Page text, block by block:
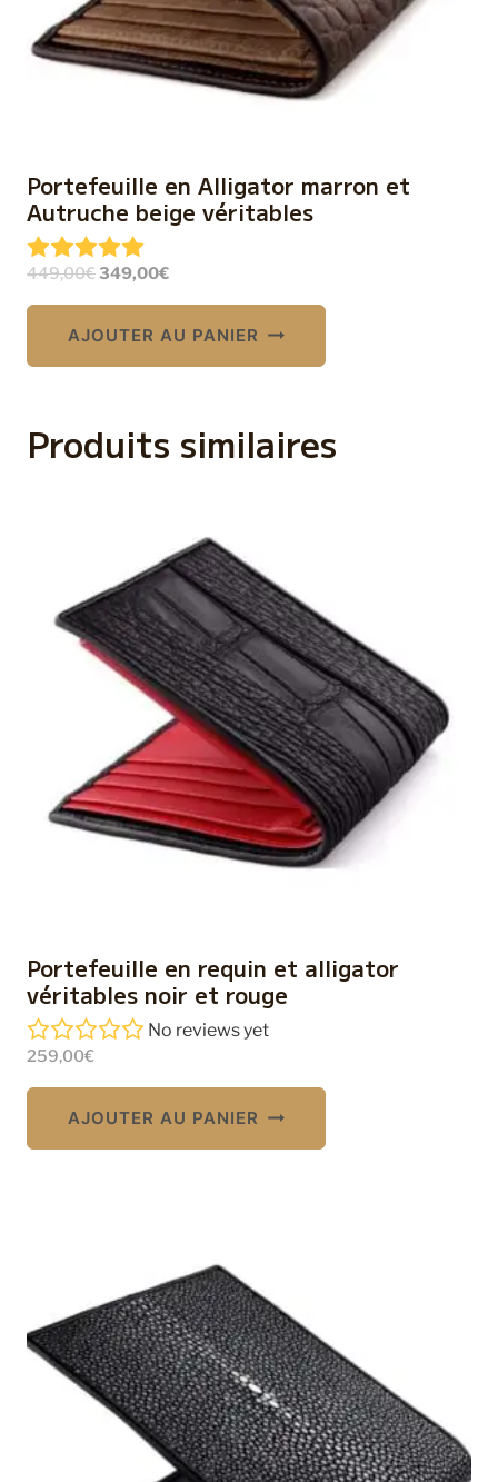
Portefeuille en Alligator marron et
Autruche beige véritables
449,00€Le
349,00€Le
AJOUTER AU PANIER
Produits similaires
Portefeuille en requin et alligator
véritables noir et rouge
No reviews yet
259,00€
AJOUTER AU PANIER